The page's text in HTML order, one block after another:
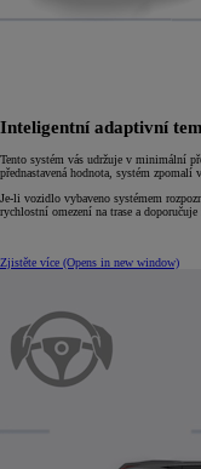
Inteligentní adaptivní
Tento systém vás udržuje v minimální
přednastavená hodnota, systém
Je-li vozidlo vybaveno systémem
rychlostní omezení na trase a doporučuje
Zjistěte více (Opens in new window)